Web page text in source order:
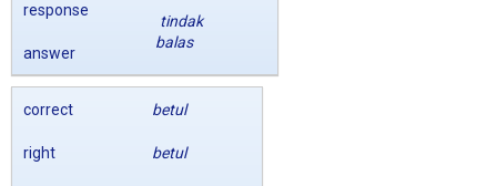
response
tindak
balas
answer
correct betul
right betul